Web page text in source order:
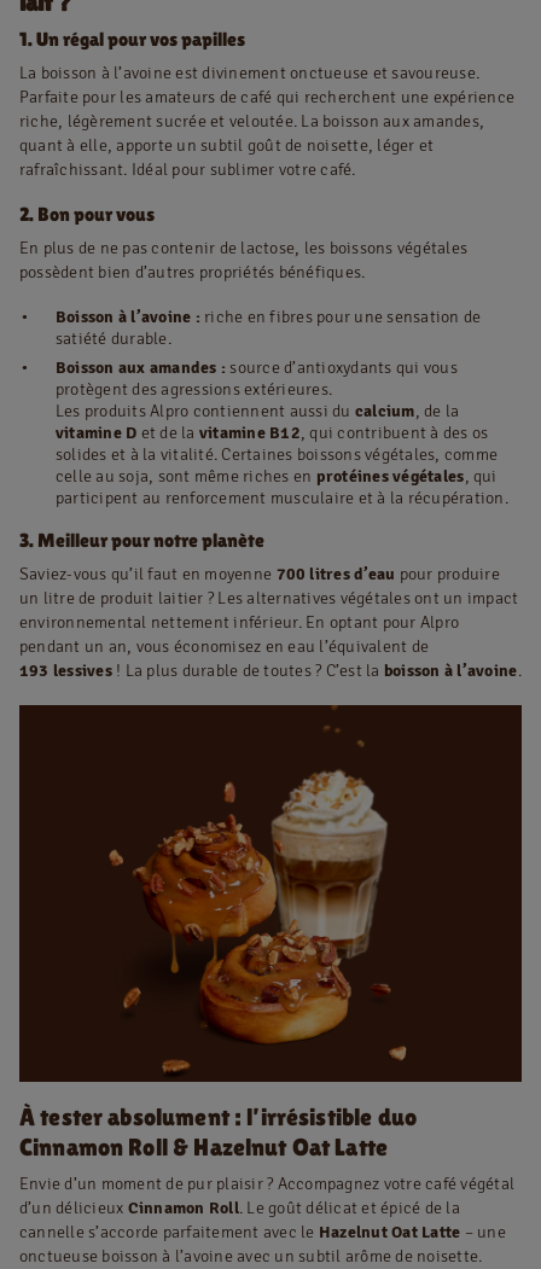
1. Un régal pour vos papilles
La boisson à l’avoine est divinement onctueuse et savoureuse.
Parfaite pour les amateurs de café qui recherchent une expérience
riche, légèrement sucrée et veloutée. La boisson aux amandes,
quant à elle, apporte un subtil goût de noisette, léger et
rafraîchissant. Idéal pour sublimer votre café.
2. Bon pour vous
En plus de ne pas contenir de lactose, les boissons végétales
possèdent bien d’autres propriétés bénéfiques.
Boisson à l’avoine : riche en fibres pour une sensation de
satiété durable.
Boisson aux amandes : source d’antioxydants qui vous
protègent des agressions extérieures.
Les produits Alpro contiennent aussi du calcium, de la
vitamine D et de la vitamine B12, qui contribuent à des os
solides et à la vitalité. Certaines boissons végétales, comme
celle au soja, sont même riches en protéines végétales, qui
participent au renforcement musculaire et à la récupération.
3. Meilleur pour notre planète
Saviez-vous qu’il faut en moyenne 700 litres d’eau pour produire
un litre de produit laitier ? Les alternatives végétales ont un impact
environnemental nettement inférieur. En optant pour Alpro
pendant un an, vous économisez en eau l’équivalent de
193 lessives ! La plus durable de toutes ? C’est la boisson à l’avoine.
À tester absolument : l’irrésistible duo
Cinnamon Roll & Hazelnut Oat Latte
Envie d’un moment de pur plaisir ? Accompagnez votre café végétal
d’un délicieux Cinnamon Roll. Le goût délicat et épicé de la
cannelle s’accorde parfaitement avec le Hazelnut Oat Latte – une
onctueuse boisson à l’avoine avec un subtil arôme de noisette.